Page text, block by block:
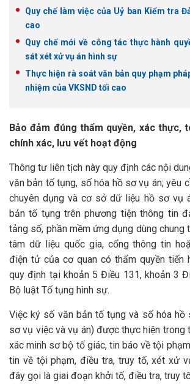
Quy chế làm việc của Uỷ ban Kiểm tra
cao
Quy chế mới về công tác thực hành
sát xét xử vụ án hình sự
Thực hiện rà soát văn bản quy phạm
nhiệm của VKSND tối cao
Bảo đảm đúng thẩm quyền, xác thực,
chính xác, lưu vết hoạt động
Thông tư liên tịch này quy định các nội
văn bản tố tụng, số hóa hồ sơ vụ án; yêu
chuyên dụng và cơ sở dữ liệu hồ sơ vụ
bản tố tụng trên phương tiện thông tin
tảng số, phần mềm ứng dụng dùng chung
tâm dữ liệu quốc gia, cổng thông tin
điện tử của cơ quan có thẩm quyền tiến
quy định tại khoản 5 Điều 131, khoản 3
Bộ luật Tố tụng hình sự.
Việc ký số văn bản tố tụng và số hóa hồ
sơ vụ việc và vụ án) được thực hiện trong
xác minh sơ bộ tố giác, tin báo về tội
tin về tội phạm, điều tra, truy tố, xét xử
đây gọi là giai đoạn khởi tố, điều tra, truy